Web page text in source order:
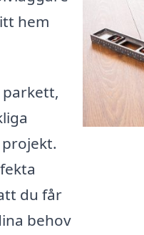
hem
parkett,
du får
behov